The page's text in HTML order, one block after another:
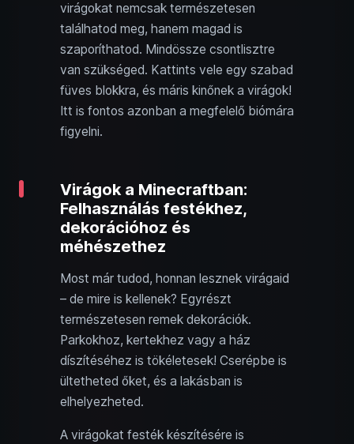
virágokat nemcsak természetesen
találhatod meg, hanem magad is
szaporíthatod. Mindössze csontlisztre
van szükséged. Kattints vele egy szabad
füves blokkra, és máris kinőnek a virágok!
Itt is fontos azonban a megfelelő biómára
figyelni.
Virágok a Minecraftban:
Felhasználás festékhez,
dekorációhoz és
méhészethez
Most már tudod, honnan lesznek virágaid
– de mire is kellenek? Egyrészt
természetesen remek dekorációk.
Parkokhoz, kertekhez vagy a ház
díszítéséhez is tökéletesek! Cserépbe is
ültetheted őket, és a lakásban is
elhelyezheted.
A virágokat festék készítésére is